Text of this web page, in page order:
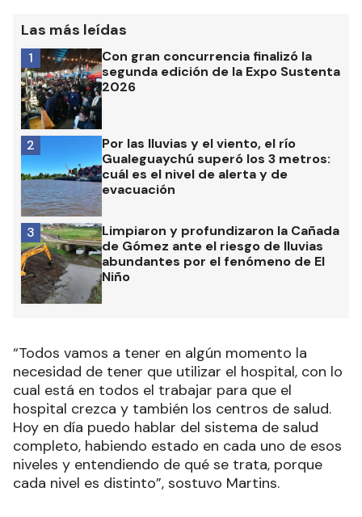
Las más leídas
Con gran concurrencia finalizó la
segunda edición de la Expo Sustenta
2026
1
Por las lluvias y el viento, el río
Gualeguaychú superó los 3 metros:
cuál es el nivel de alerta y de
evacuación
2
Limpiaron y profundizaron la Cañada
de Gómez ante el riesgo de lluvias
abundantes por el fenómeno de El
Niño
3
“Todos vamos a tener en algún momento la
necesidad de tener que utilizar el hospital, con lo
cual está en todos el trabajar para que el
hospital crezca y también los centros de salud.
Hoy en día puedo hablar del sistema de salud
completo, habiendo estado en cada uno de esos
niveles y entendiendo de qué se trata, porque
cada nivel es distinto”, sostuvo Martins.